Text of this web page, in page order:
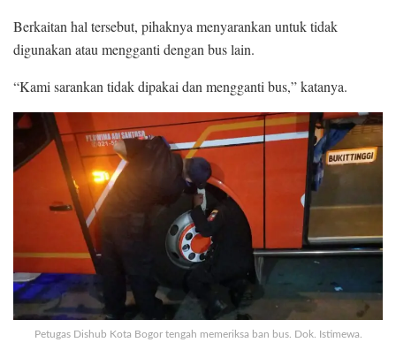
Berkaitan hal tersebut, pihaknya menyarankan untuk tidak
digunakan atau mengganti dengan bus lain.
“Kami sarankan tidak dipakai dan mengganti bus,” katanya.
Petugas Dishub Kota Bogor tengah memeriksa ban bus. Dok. Istimewa.